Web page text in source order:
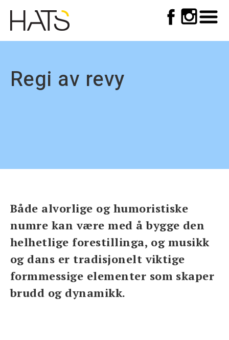
main
navigation
Top
meny
Regi av revy
Både alvorlige og humoristiske
numre kan være med å bygge den
helhetlige forestillinga, og musikk
og dans er tradisjonelt viktige
formmessige elementer som skaper
brudd og dynamikk.